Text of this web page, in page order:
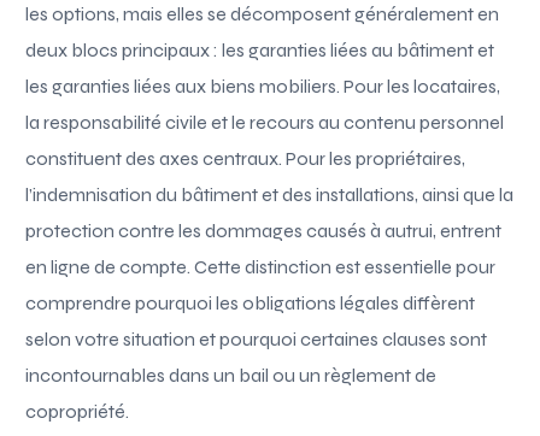
les options, mais elles se décomposent généralement en
deux blocs principaux : les garanties liées au bâtiment et
les garanties liées aux biens mobiliers. Pour les locataires,
la responsabilité civile et le recours au contenu personnel
constituent des axes centraux. Pour les propriétaires,
l’indemnisation du bâtiment et des installations, ainsi que la
protection contre les dommages causés à autrui, entrent
en ligne de compte. Cette distinction est essentielle pour
comprendre pourquoi les obligations légales diffèrent
selon votre situation et pourquoi certaines clauses sont
incontournables dans un bail ou un règlement de
copropriété.